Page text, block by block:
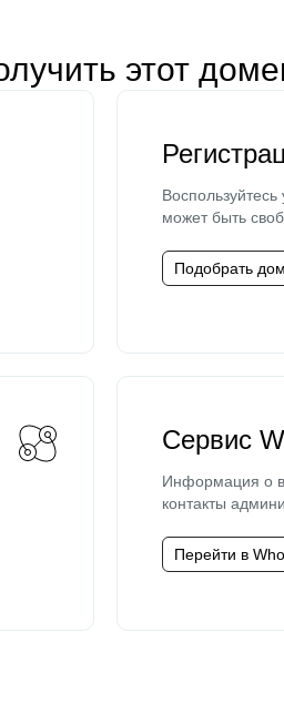
этот
может быть
Подобрать
Сервис
Информация о
контакты
Перейти в